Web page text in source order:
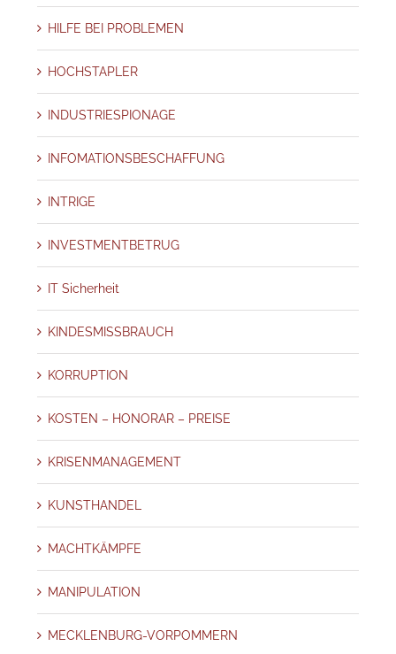
HILFE BEI PROBLEMEN
HOCHSTAPLER
INDUSTRIESPIONAGE
INFOMATIONSBESCHAFFUNG
INTRIGE
INVESTMENTBETRUG
IT Sicherheit
KINDESMISSBRAUCH
KORRUPTION
KOSTEN – HONORAR – PREISE
KRISENMANAGEMENT
KUNSTHANDEL
MACHTKÄMPFE
MANIPULATION
MECKLENBURG-VORPOMMERN